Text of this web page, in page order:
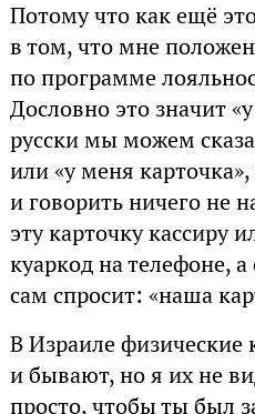
Потому что как ещё
в том, что мне
по программе
Дословно это значит
русски мы можем
или «у меня
и говорить ничего не
эту карточку кассиру
куаркод на телефоне,
сам спросит: «наша
В Израиле физические
и бывают, но я их не
просто, чтобы ты был